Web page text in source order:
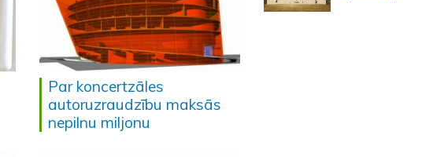
Par koncertzāles
autoruzraudzību maksās
nepilnu miljonu